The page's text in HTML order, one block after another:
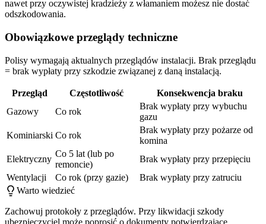
nawet przy oczywistej kradzieży z włamaniem możesz nie dostać
odszkodowania.
Obowiązkowe przeglądy techniczne
Polisy wymagają aktualnych przeglądów instalacji. Brak przeglądu
= brak wypłaty przy szkodzie związanej z daną instalacją.
Przegląd Częstotliwość
Konsekwencja braku
Gazowy
Co rok
Brak wypłaty przy wybuchu
gazu
Kominiarski Co rok
Brak wypłaty przy pożarze od
komina
Elektryczny
Co 5 lat (lub po
remoncie)
Brak wypłaty przy przepięciu
Wentylacji
Co rok (przy gazie)
Brak wypłaty przy zatruciu
Warto wiedzieć
Zachowuj protokoły z przeglądów. Przy likwidacji szkody
ubezpieczyciel może poprosić o dokumenty potwierdzające